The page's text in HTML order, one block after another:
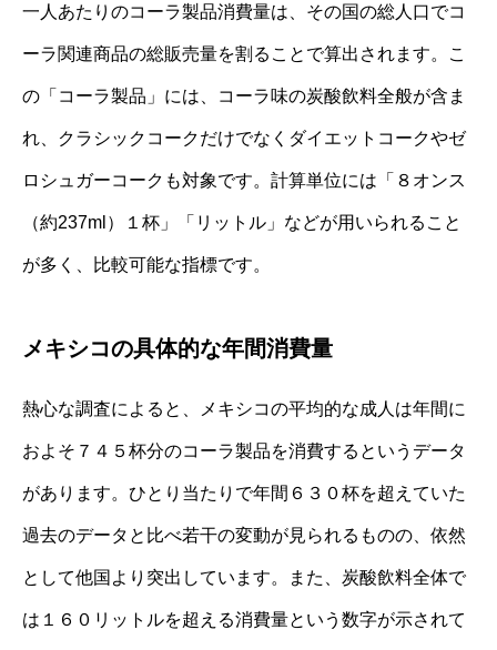
一人あたりのコーラ製品消費量は、その国の総人口でコ
ーラ関連商品の総販売量を割ることで算出されます。こ
の「コーラ製品」には、コーラ味の炭酸飲料全般が含ま
れ、クラシックコークだけでなくダイエットコークやゼ
ロシュガーコークも対象です。計算単位には「８オンス
（約237ml）１杯」「リットル」などが用いられること
が多く、比較可能な指標です。
メキシコの具体的な年間消費量
熱心な調査によると、メキシコの平均的な成人は年間に
およそ７４５杯分のコーラ製品を消費するというデータ
があります。ひとり当たりで年間６３０杯を超えていた
過去のデータと比べ若干の変動が見られるものの、依然
として他国より突出しています。また、炭酸飲料全体で
は１６０リットルを超える消費量という数字が示されて